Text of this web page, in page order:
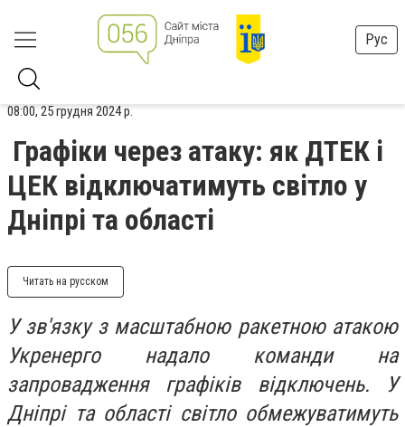
Рус
08:00, 25 грудня 2024 р.
Графіки через атаку: як ДТЕК і
ЦЕК відключатимуть світло у
Дніпрі та області
Читать на русском
У зв'язку з масштабною ракетною атакою
Укренерго надало команди на
запровадження графіків відключень. У
Дніпрі та області світло обмежуватимуть